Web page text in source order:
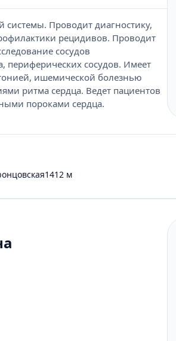
системы. Проводит диагностику,
рецидивов. Проводит
сосудов
периферических сосудов. Имеет
ишемической болезнью
ритма сердца. Ведет пациентов
пороками сердца.
1412 м